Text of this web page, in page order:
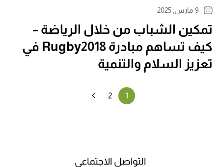
9 مارس, 2025
تمكين الشباب من خلال الرياضة –
كيف تساهم مبادرة Rugby2018 في
تعزيز السلام والتنمية
1
2
التواصل الاجتماعي